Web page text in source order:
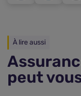
À lire aussi
peut